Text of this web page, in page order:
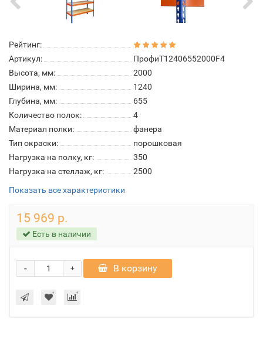
Рейтинг:
Артикул:
ПрофиТ12406552000F4
Высота, мм:
2000
Ширина, мм:
1240
Глубина, мм:
655
Количество полок:
4
Материал полки:
фанера
Тип окраски:
порошковая
Нагрузка на полку, кг:
350
Нагрузка на стеллаж, кг:
2500
Показать все характеристики
15 969 р.
Есть в наличии
+
- В корзину